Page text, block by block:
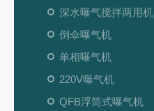
深水曝气搅拌两用机
倒伞曝气机
单相曝气机
220V曝气机
QFB浮筒式曝气机